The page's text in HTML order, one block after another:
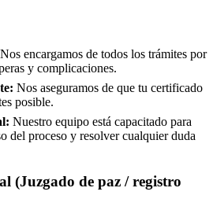
Nos encargamos de todos los trámites por
y complicaciones.
Nos aseguramos de que tu certificado
posible.
Nuestro equipo está capacitado para
del proceso y resolver cualquier duda
(Juzgado de paz / registro